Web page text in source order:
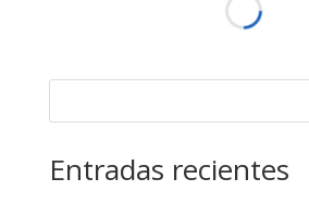
Entradas recientes
Sergio Mendoza enOrder ID 259576